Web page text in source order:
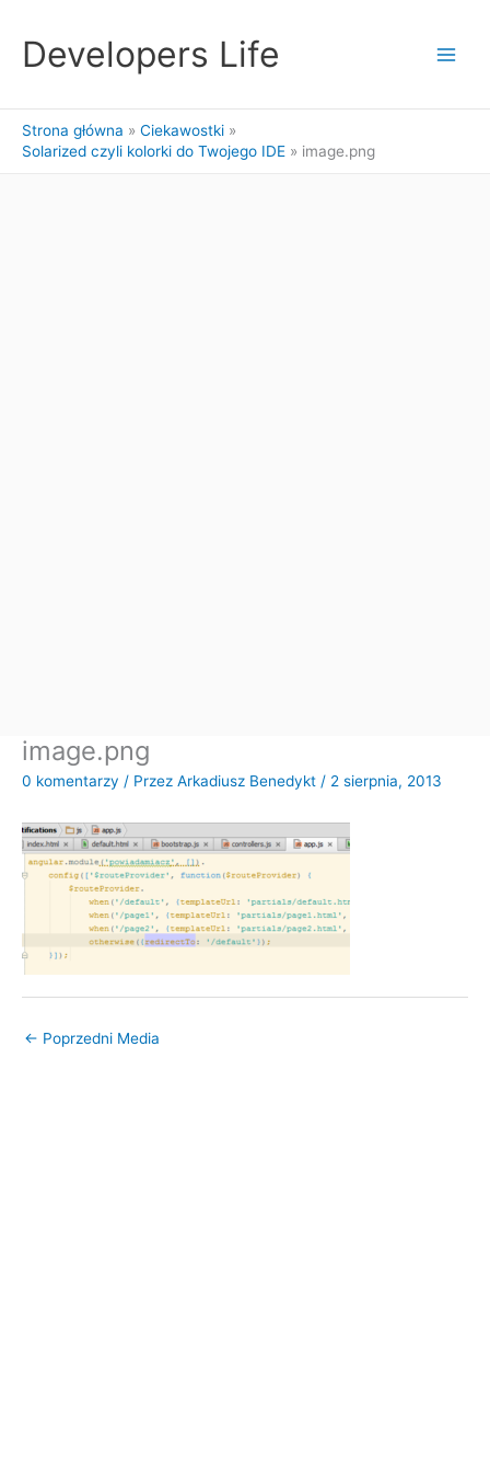
treściDevelopers Life
Strona główna
Ciekawostki
Solarized czyli kolorki do Twojego IDE
image.png
image.png
0 komentarzy / Przez Arkadiusz Benedykt / 2 sierpnia, 2013
← Poprzedni Media